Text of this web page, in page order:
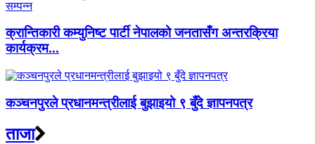
क्रान्तिकारी कम्युनिष्ट पार्टी नेपालको जनतासँग अन्तरक्रिया
कार्यक्रम...
कञ्चनपुरले प्रधानमन्त्रीलाई बुझाइयो ९ बुँदे ज्ञापनपत्र
ताजा